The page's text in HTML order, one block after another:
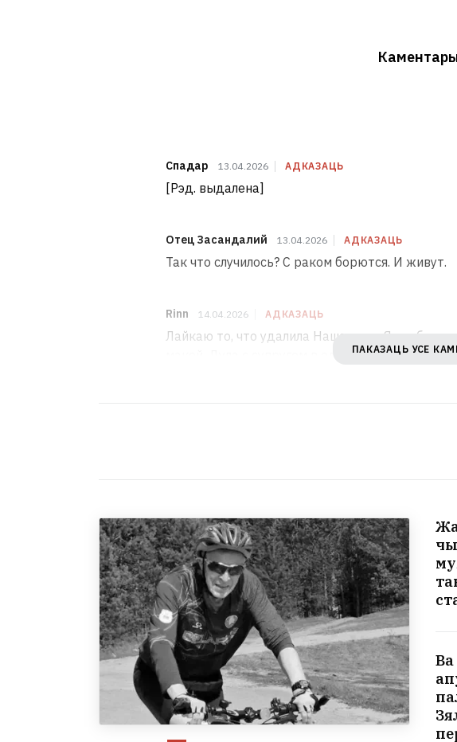
Спадар 13.04.2026 АДКАЗАЦЬ
[Рэд. выдалена]
Отец Засандалий 13.04.2026 АДКАЗАЦЬ
Так что случилось? С раком борются. И живут.
Rinn 14.04.2026 АДКАЗАЦЬ
Лайкаю то, что удалила Наша нива. Явно было
макей. Дула с супругом в одну дуду, а теперь
ПАКАЗАЦЬ УСЕ
Ва